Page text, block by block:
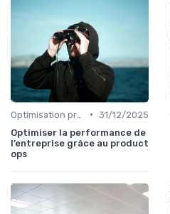
• 31/12/2025
Optimiser la performance de
l’entreprise grâce au product
ops